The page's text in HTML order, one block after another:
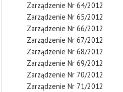
Zarządzenie Nr 64/2012
Zarządzenie Nr 65/2012
Zarządzenie Nr 66/2012
Zarządzenie Nr 67/2012
Zarządzenie Nr 68/2012
Zarządzenie Nr 69/2012
Zarządzenie Nr 70/2012
Zarządzenie Nr 71/2012